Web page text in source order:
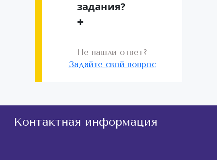
задания?
+
Не нашли ответ?
Задайте свой вопрос
Контактная информация